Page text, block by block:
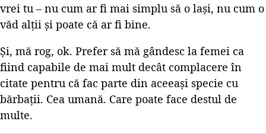
vrei tu – nu cum ar fi mai simplu să o laşi, nu cum o
văd alţii şi poate că ar fi bine.
Şi, mă rog, ok. Prefer să mă gândesc la femei ca
fiind capabile de mai mult decât complacere în
citate pentru că fac parte din aceeaşi specie cu
bărbaţii. Cea umană. Care poate face destul de
multe.